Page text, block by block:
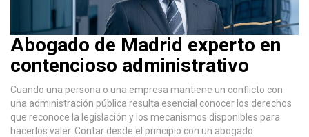
Abogado de Madrid experto en
contencioso administrativo
Cuando una persona o una empresa mantiene un conflicto con
una administración pública resulta esencial conocer los derechos
que reconoce la legislación y los mecanismos disponibles para
hacerlos valer. Contar desde el principio con un abogado